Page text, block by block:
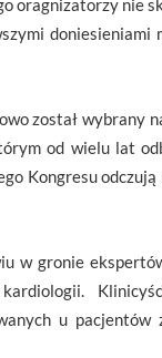
doniesieniami
został
od wielu lat
Kongresu
w gronie
u